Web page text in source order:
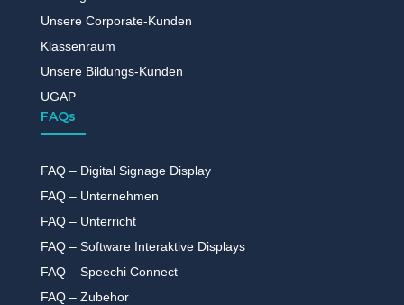
Unsere Corporate-Kunden
Klassenraum
Unsere Bildungs-Kunden
UGAP
FAQs
FAQ – Digital Signage Display
FAQ – Unternehmen
FAQ – Unterricht
FAQ – Software Interaktive Displays
FAQ – Speechi Connect
FAQ – Zubehor